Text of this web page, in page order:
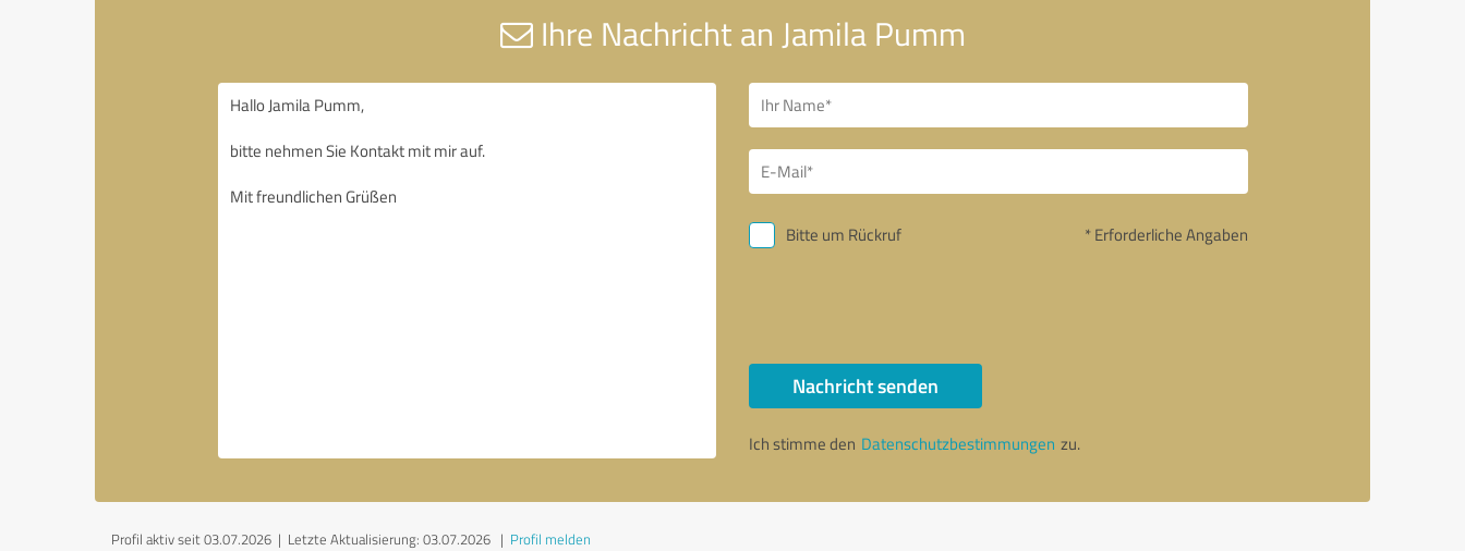
Ihre Nachricht an Jamila Pumm
Bitte um Rückruf * Erforderliche Angaben
Nachricht senden
Ich stimme den Datenschutzbestimmungen zu.
Profil aktiv seit 03.07.2026 | Letzte Aktualisierung: 03.07.2026 | Profil melden